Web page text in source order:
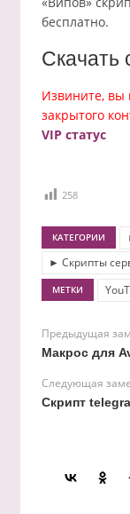
бесплатно.
Скачать
Извините, вы
закрытого
VIP статус
258
КАТЕГОРИИ
► Скрипты
МЕТКИ
Предыдущая
Макрос для
Следующая
Скрипт